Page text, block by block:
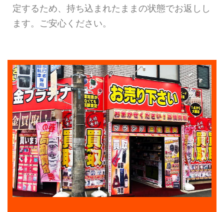
定するため、持ち込まれたままの状態でお返しし
ます。ご安心ください。